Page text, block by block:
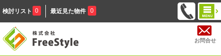
検討リスト 0 最近見た物件 0
お問合せ